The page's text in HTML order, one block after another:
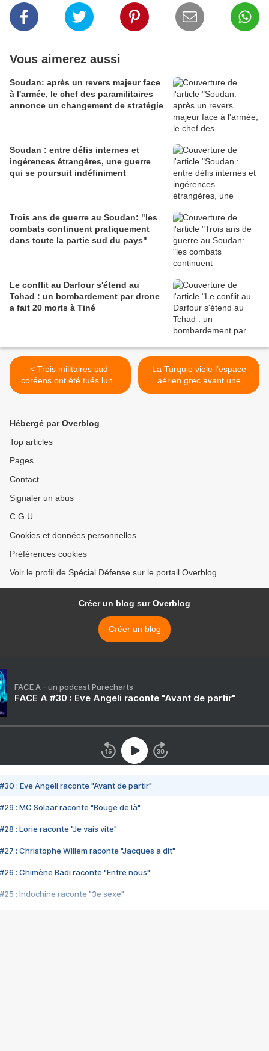
Vous aimerez aussi
Soudan: après un revers majeur face
à l'armée, le chef des paramilitaires
annonce un changement de stratégie
Soudan : entre défis internes et
ingérences étrangères, une guerre
qui se poursuit indéfiniment
Trois ans de guerre au Soudan: "les
combats continuent pratiquement
dans toute la partie sud du pays"
Le conflit au Darfour s'étend au
Tchad : un bombardement par drone
a fait 20 morts à Tiné
< Trois militaires sud-
coréens ont été tués lundi
dans le crash de leur
La Turquie viole l’espace
aérien grec avant une
opération de l’Otan >
Hébergé par Overblog
Top articles
Pages
Contact
Signaler un abus
C.G.U.
Cookies et données personnelles
Préférences cookies
Voir le profil de Spécial Défense sur le portail Overblog
Créer un blog sur Overblog
Créer un blog
FACE A - un podcast Purecharts
FACE A #30 : Eve Angeli raconte "Avant de partir"
#30 : Eve Angeli raconte "Avant de partir"
#29 : MC Solaar raconte "Bouge de là"
#28 : Lorie raconte "Je vais vite"
#27 : Christophe Willem raconte "Jacques a dit"
#26 : Chimène Badi raconte "Entre nous"
#25 : Indochine raconte "3e sexe"